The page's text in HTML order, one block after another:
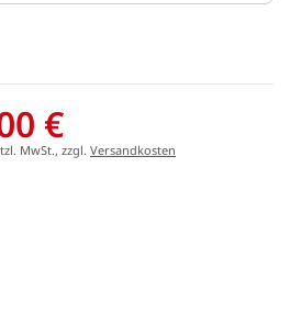
€
MwSt., zzgl. Versandkosten